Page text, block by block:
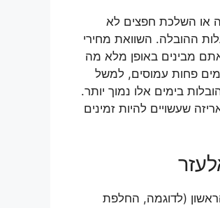
או השלכת חפצים לא
ההובלה. השוואת מחירי
מבינים באופן מלא מה
פחות עמוסים, למשל
בימים אלו נמוך יותר.
שעשויים להיות זמינים
(לדוגמה, החלפת